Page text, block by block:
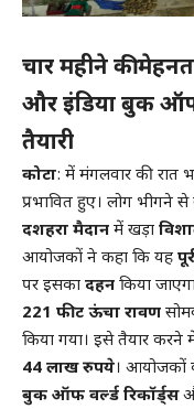
चार महीने की
और इंडिया बुक ऑफ
तैयारी
कोटा: में मंगलवार की रात
प्रभावित हुए। लोग भीगने
दशहरा मैदान में खड़ा
आयोजकों ने कहा कि यह
पर इसका दहन किया
221 फीट ऊंचा रावण
किया गया। इसे तैयार करने
44 लाख रुपये। आयोजकों
बुक ऑफ वर्ल्ड रिकॉर्ड्स